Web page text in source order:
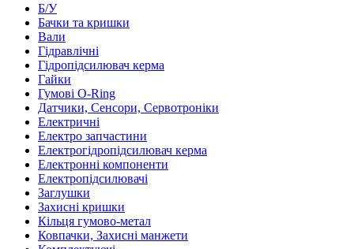
Б/У
Бачки та кришки
Вали
Гідравлічні
Гідропідсилювач керма
Гайки
Гумові O-Ring
Датчики, Сенсори, Сервотроніки
Електричні
Електро запчастини
Електрогідропідсилювач керма
Електронні компоненти
Електропідсилювачі
Заглушки
Захисні кришки
Кільця гумово-метал
Ковпачки, Захисні манжети